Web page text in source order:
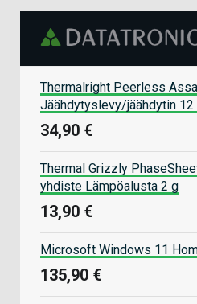
Thermalright Peerless
Jäähdytyslevy/jäähdytin
34,90 €
Thermal Grizzly
yhdiste Lämpöalusta 2 g
13,90 €
Microsoft Windows 11
135,90 €